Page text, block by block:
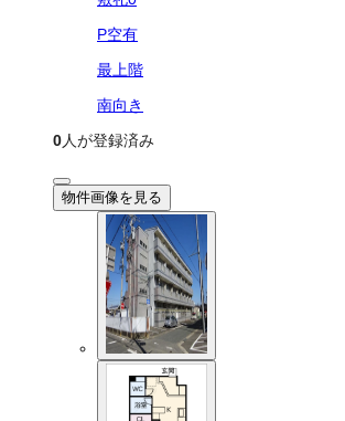
P空有
最上階
南向き
0人が登録済み
物件画像を見る